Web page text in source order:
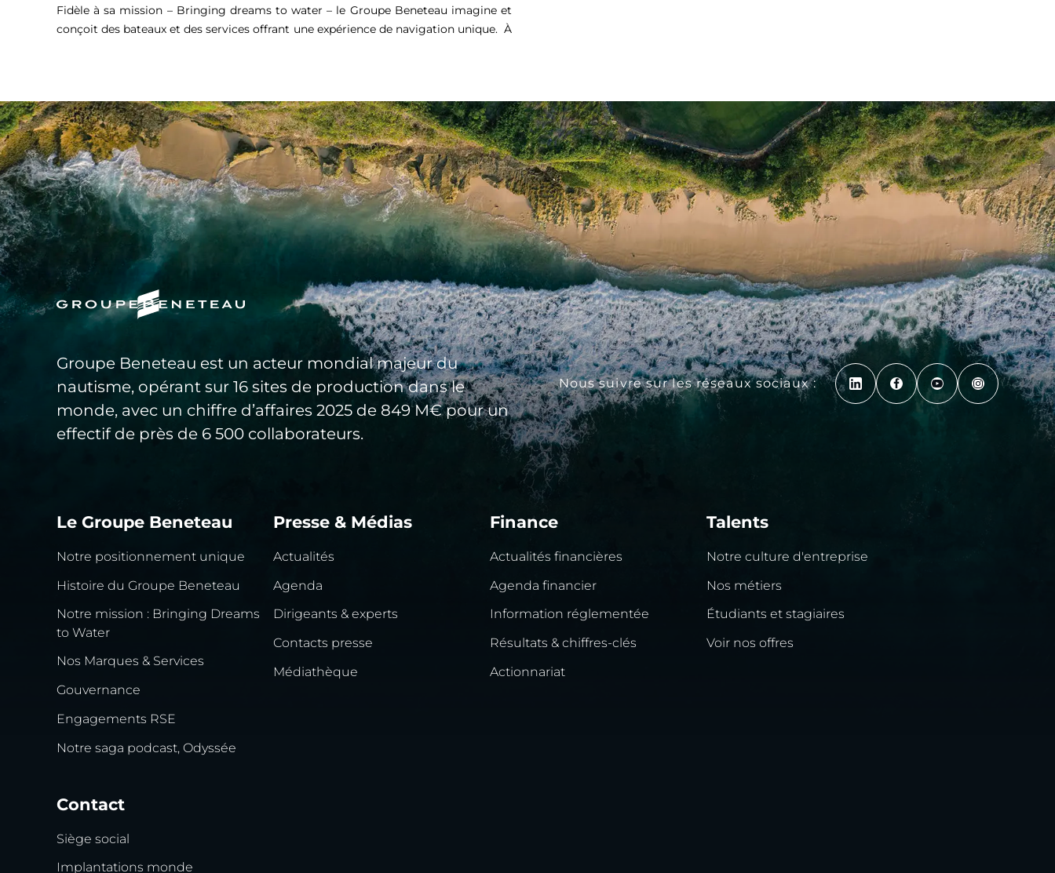
Fidèle à sa mission – Bringing dreams to water – le Groupe Beneteau imagine et
conçoit des bateaux et des services offrant une expérience de navigation unique. À
Groupe Beneteau est un acteur mondial majeur du
nautisme, opérant sur 16 sites de production dans le
monde, avec un chiffre d’affaires 2025 de 849 M€ pour un
effectif de près de 6 500 collaborateurs.
Nous suivre sur les réseaux sociaux :
Le Groupe Beneteau
Notre positionnement unique
Histoire du Groupe Beneteau
Notre mission : Bringing Dreams
to Water
Nos Marques & Services
Gouvernance
Engagements RSE
Notre saga podcast, Odyssée
Presse & Médias
Actualités
Agenda
Dirigeants & experts
Contacts presse
Médiathèque
Finance
Actualités financières
Agenda financier
Information réglementée
Résultats & chiffres-clés
Actionnariat
Talents
Notre culture d'entreprise
Nos métiers
Étudiants et stagiaires
Voir nos offres
Contact
Siège social
Implantations monde